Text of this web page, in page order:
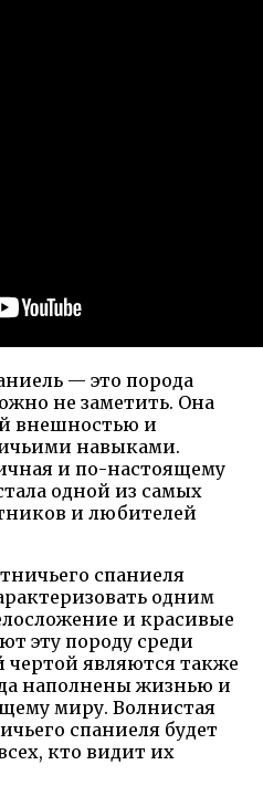
— это порода
не заметить. Она
внешностью и
навыками.
и по-настоящему
одной из самых
и любителей
спаниеля
одним
и красивые
эту породу среди
чертой являются также
наполнены жизнью и
миру. Волнистая
спаниеля будет
кто видит их